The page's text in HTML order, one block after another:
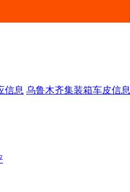
信息 乌鲁木齐集装箱车皮信息